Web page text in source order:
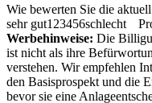
Wie bewerten Sie die
sehr gut1 23456schlecht
Werbehinweise: Die
ist nicht als ihre
verstehen. Wir empfehlen
den Basisprospekt und die
bevor sie eine